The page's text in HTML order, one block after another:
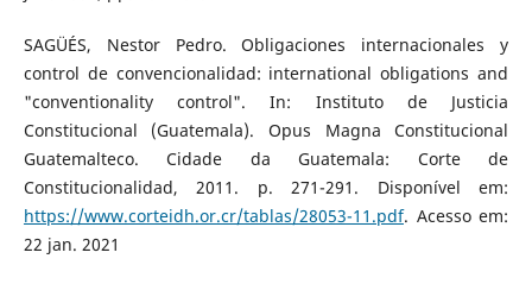
SAGÜÉS, Nestor Pedro. Obligaciones internacionales y
control de convencionalidad: international obligations and
"conventionality control". In: Instituto de Justicia
Constitucional (Guatemala). Opus Magna Constitucional
Guatemalteco. Cidade da Guatemala: Corte de
Constitucionalidad, 2011. p. 271-291. Disponível em:
https://www.corteidh.or.cr/tablas/28053-11.pdf. Acesso em:
22 jan. 2021